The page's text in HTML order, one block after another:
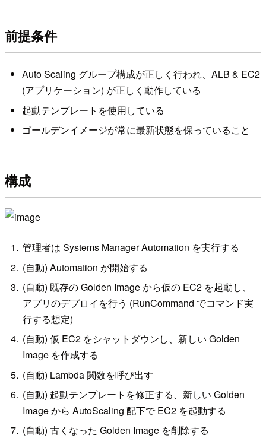
前提条件
Auto Scaling グループ構成が正しく行われ、ALB & EC2
(アプリケーション) が正しく動作している
起動テンプレートを使用している
ゴールデンイメージが常に最新状態を保っていること
構成
管理者は Systems Manager Automation を実行する
(自動) Automation が開始する
(自動) 既存の Golden Image から仮の EC2 を起動し、
アプリのデプロイを行う (RunCommand でコマンド実
行する想定)
(自動) 仮 EC2 をシャットダウンし、新しい Golden
Image を作成する
(自動) Lambda 関数を呼び出す
(自動) 起動テンプレートを修正する、新しい Golden
Image から AutoScaling 配下で EC2 を起動する
(自動) 古くなった Golden Image を削除する